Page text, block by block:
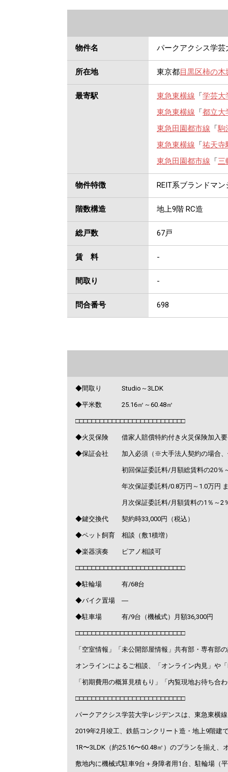
物件名 パークアクシス学
所在地 東京都目黒区柿の木
最寄駅 東急東横線 「 学芸大
東急東横線 「 都立大
東急田園都市線 「駒
東急東横線 「 祐天寺
東急田園都市線 「 三
物件特徴 REIT系ブランドマ
階数構造 地上9階 RC造
総戸数 67戸
賃 料 -
間取り -
問合番号 698
◆間取り Studio～3LDK
◆平米数 25.16㎡～60.48㎡
□□□□□□□□□□□□□□□□□□□□□□□□□□□
◆火災保険 借家人賠償特約付き火災保険加入要
◆保証会社 加入必須（※大手法人契約の場合、
初回保証委託料/月額総賃料の20％～
年次保証委託料/0.8万円～1.0万円 ま
月次保証委託料/月額賃料の1％～2
◆鍵交換代 契約時33,000円（税込）
◆ペット飼育 相談（敷1積増）
◆楽器演奏 ピアノ相談可
□□□□□□□□□□□□□□□□□□□□□□□□□□□
◆駐輪場 有/68台
◆バイク置場 ―
◆駐車場 有/9台（機械式）月額36,300円
□□□□□□□□□□□□□□□□□□□□□□□□□□□
「空室情報」「未公開部屋情報」共有部・専有部
オンラインによるご相談、「オンライン内見」や
「初期費用の概算見積もり」「内覧現地お待ち合
□□□□□□□□□□□□□□□□□□□□□□□□□□□
パークアクシス学芸大学レジデンスは、東急東横
2019年2月竣工、鉄筋コンクリート造・地上9階建
1R〜3LDK（約25.16〜60.48㎡）のプランを揃え
敷地内に機械式駐車9台＋身障者用1台、駐輪場（